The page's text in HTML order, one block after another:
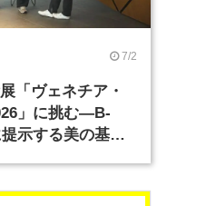
7/2
「ヴェネチア・
」に挑む―B-
示する美の基準